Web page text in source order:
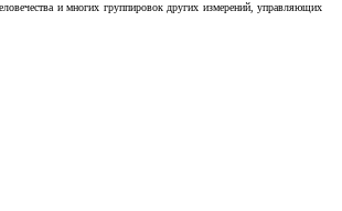
и многих группировок других измерений, управляющих